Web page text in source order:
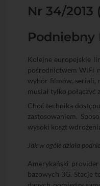
Nr 34/2013
Podniebny
Kolejne europejskie
pośrednictwem WiFi
wybór filmów, seriali,
musiał tylko
Choć technika
zastosowaniem.
wysoki koszt
Jak w ogóle działa
Amerykański
bazowych 3G. Stacje